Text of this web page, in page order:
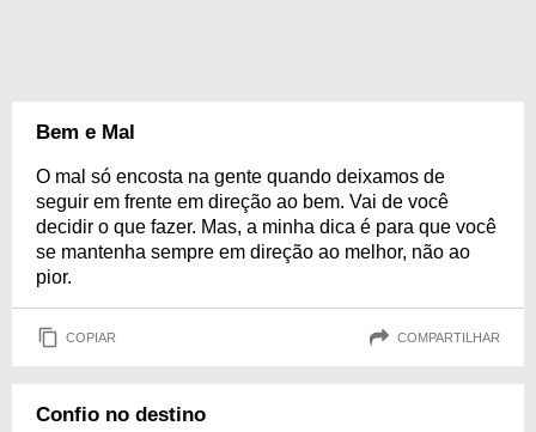
Bem e Mal
O mal só encosta na gente quando deixamos de
seguir em frente em direção ao bem. Vai de você
decidir o que fazer. Mas, a minha dica é para que você
se mantenha sempre em direção ao melhor, não ao
pior.
COPIAR COMPARTILHAR
Confio no destino